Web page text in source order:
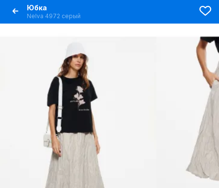
Юбка
Nelva 4972 серый